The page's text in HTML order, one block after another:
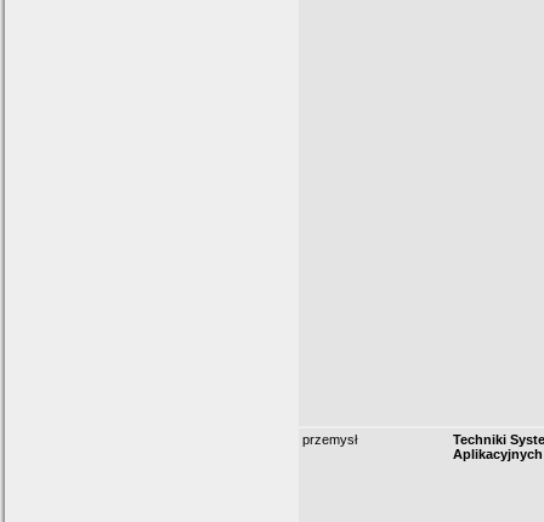
przemysł
Techniki
Aplikacyjnych